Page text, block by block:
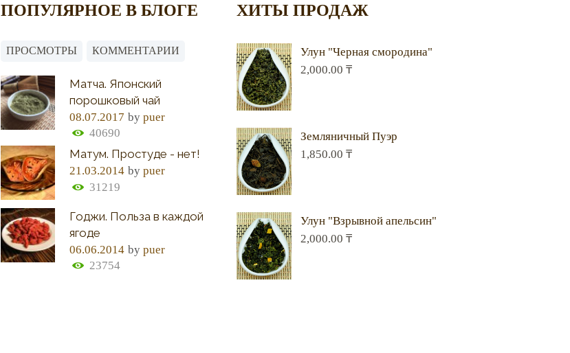
ПОПУЛЯРНОЕ В БЛОГЕ
ПРОСМОТРЫ КОММЕНТАРИИ
Матча. Японский
порошковый чай
08.07.2017 bypuer
40690
Матум. Простуде - нет!
21.03.2014 bypuer
31219
Годжи. Польза в каждой
ягоде
06.06.2014 bypuer
23754
ХИТЫ ПРОДАЖ
Улун "Черная смородина"
2,000.00 ₸
Земляничный Пуэр
1,850.00 ₸
Улун "Взрывной апельсин"
2,000.00 ₸